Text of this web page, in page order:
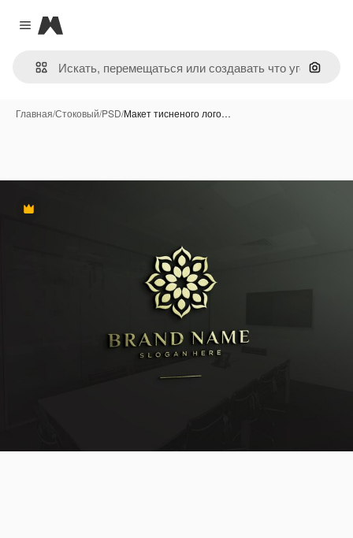
Close menu
Magnific
Поиск
Главная/Стоковый/PSD/Макет тисненого лого…
Премиум